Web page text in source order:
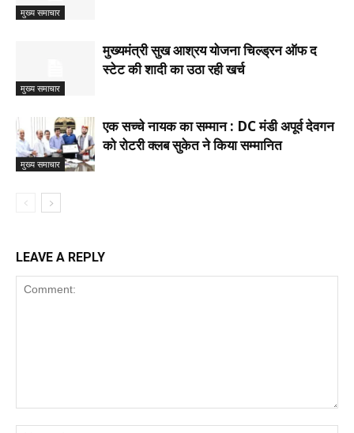
मुख्य समाचार
मुख्य समाचार
मुख्यमंत्री सुख आश्रय योजना चिल्ड्रन ऑफ द
स्टेट की शादी का उठा रही खर्च
मुख्य समाचार
एक सच्चे नायक का सम्मान : DC मंडी अपूर्व देवगन
को रोटरी क्लब सुकेत ने किया सम्मानित
LEAVE A REPLY